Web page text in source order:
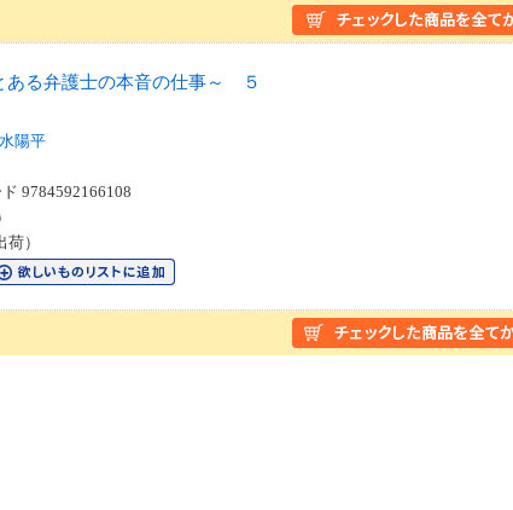
ある弁護士の本音の仕事～ ５
陽平
9784592166108
）